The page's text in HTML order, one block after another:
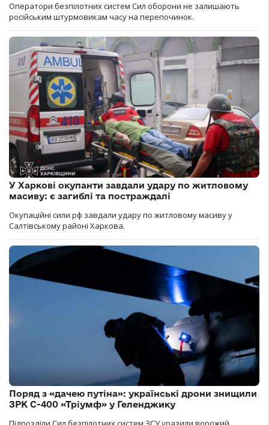
Оператори безпілотних систем Сил оборони не залишають
російським штурмовикам часу на перепочинок.
У Харкові окупанти завдали удару по житловому
масиву: є загиблі та постраждалі
Окупаційні сили рф завдали удару по житловому масиву у
Салтівському районі Харкова.
Поряд з «дачею путіна»: українські дрони знищили
ЗРК С-400 «Тріумф» у Геленджику